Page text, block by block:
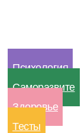
Психология
Саморазвите
Здоровье
Тесты